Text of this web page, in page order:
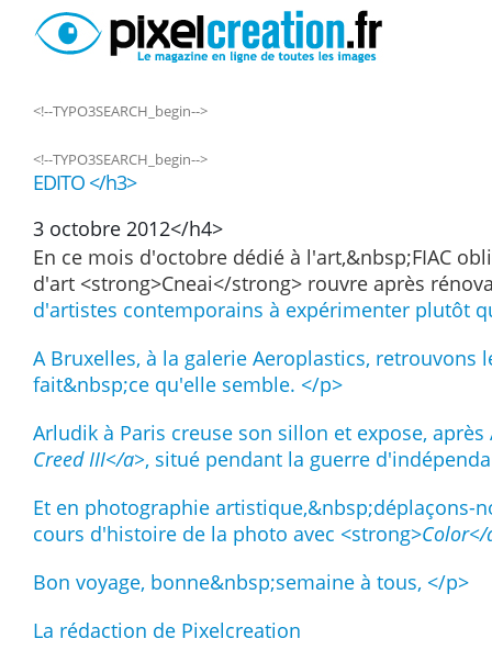
<!--TYPO3SEARCH_begin-->
<!--TYPO3SEARCH_begin-->
EDITO </h3>
3 octobre 2012</h4>
En ce mois d'octobre dédié à l'art,&nbsp;FIAC
d'art <strong>Cneai</strong> rouvre après
d'artistes contemporains à expérimenter plutôt
A Bruxelles, à la galerie Aeroplastics, retrouvons
fait&nbsp;ce qu'elle semble. </p>
Arludik à Paris creuse son sillon et expose,
Creed III</a>, situé pendant la guerre
Et en photographie artistique,&nbsp;déplaçons-
cours d'histoire de la photo avec <strong>Color</
Bon voyage, bonne&nbsp;semaine à tous, </p>
La rédaction de Pixelcreation